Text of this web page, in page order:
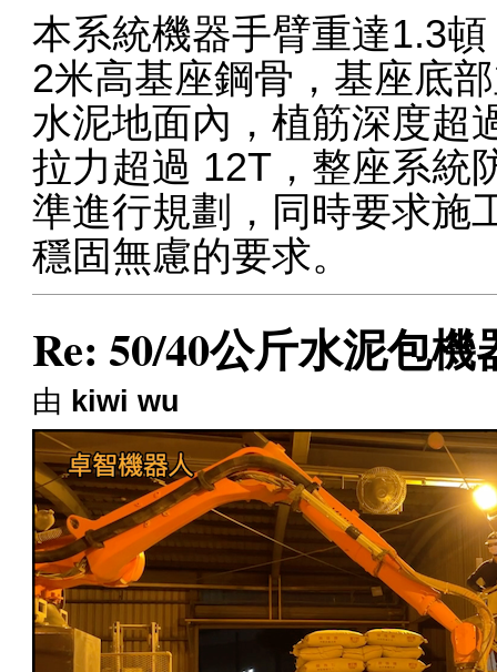
本系統機器手臂重達1.3
2米高基座鋼骨，基座底
水泥地面內，植筋深度超
拉力超過 12T，整座系統
準進行規劃，同時要求施
穩固無慮的要求。
Re: 50/40公斤水泥包
由 kiwi wu